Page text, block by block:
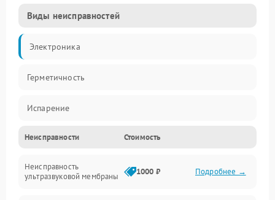
Виды неисправностей
Электроника
Герметичность
Испарение
Водяной тракт
Механические повреждения
Неисправности Стоимость
Неисправность
ультразвуковой мембраны
1000 ₽ Подробнее →